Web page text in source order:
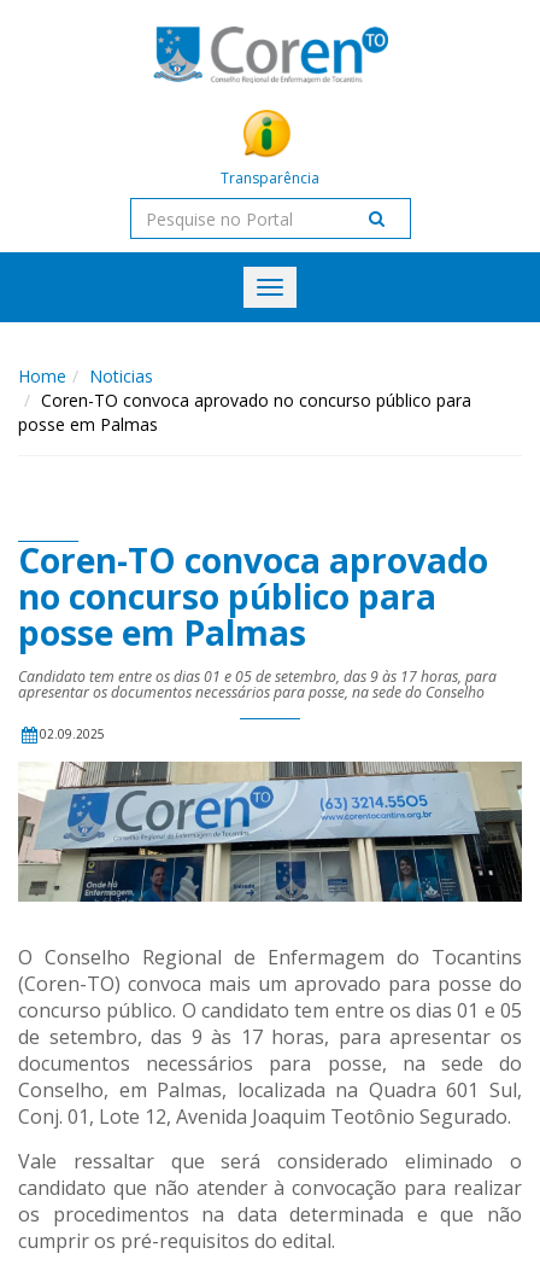
Transparência
Toggle
navigation
Home
Noticias
Coren-TO convoca aprovado no concurso público para
posse em Palmas
Coren-TO convoca aprovado
no concurso público para
posse em Palmas
Candidato tem entre os dias 01 e 05 de setembro, das 9 às 17 horas, para
apresentar os documentos necessários para posse, na sede do Conselho
02.09.2025
O Conselho Regional de Enfermagem do Tocantins
(Coren-TO) convoca mais um aprovado para posse do
concurso público. O candidato tem entre os dias 01 e 05
de setembro, das 9 às 17 horas, para apresentar os
documentos necessários para posse, na sede do
Conselho, em Palmas, localizada na Quadra 601 Sul,
Conj. 01, Lote 12, Avenida Joaquim Teotônio Segurado.
Vale ressaltar que será considerado eliminado o
candidato que não atender à convocação para realizar
os procedimentos na data determinada e que não
cumprir os pré-requisitos do edital.